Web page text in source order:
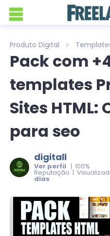
Produto Digital
Pack com
templates
Sites HTML:
para seo
digitall
Ver perfil | 100%
Reputação |
dias